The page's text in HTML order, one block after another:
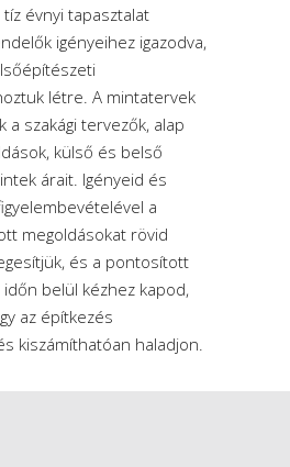
évnyi tapasztalat
igényeihez igazodva,
létre. A mintatervek
a szakági tervezők, alap
külső és belső
árait. Igényeid és
a
megoldásokat rövid
és a pontosított
belül kézhez kapod,
az építkezés
kiszámíthatóan haladjon.